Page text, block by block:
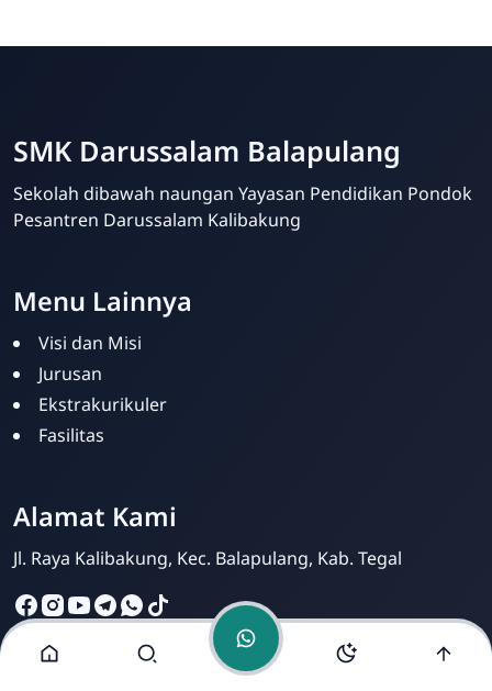
SMK Darussalam Balapulang
Sekolah dibawah naungan Yayasan Pendidikan Pondok
Pesantren Darussalam Kalibakung
Menu Lainnya
Visi dan Misi
Jurusan
Ekstrakurikuler
Fasilitas
Alamat Kami
Jl. Raya Kalibakung, Kec. Balapulang, Kab. Tegal